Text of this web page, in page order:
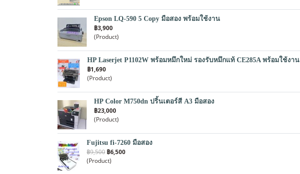
Epson LQ-590 5 Copy มือสอง พร้อมใช้งาน
฿3,900
(Product)
HP Laserjet P1102W พร้อมหมึกใหม่ รองรับหมึกแท้ CE285A พร้อมใช้งาน
฿1,690
(Product)
HP Color M750dn ปริ้นเตอร์สี A3 มือสอง
฿23,000
(Product)
Fujitsu fi-7260 มือสอง
฿9,500 ฿6,500
(Product)